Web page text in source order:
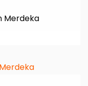
Merdeka